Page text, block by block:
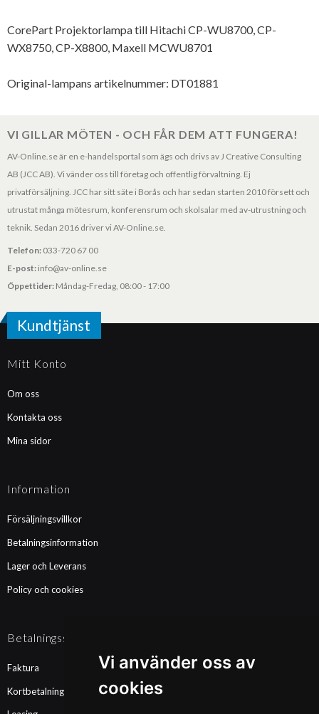
Vi använder oss av
cookies
CorePart Projektorlampa till Hitachi CP-WU8700, CP-
WX8750, CP-X8800, Maxell MCWU8701
Original-lampans artikelnummer: DT01881
VI GILLAR MÖTEN - OCH FÅR DEM ATT FUNGERA!
AV-Online.se är en e-handelsportal som ägs och drivs av J Creative Consulting
AB (JCC AB). Vi vänder oss till företag och offentlig förvaltning. Ej
privatförsäljning. JCC har sitt säte i Borås och har sedan starten 2010 försett och
utrustat många mötesrum, konferensrum och skolsalar med av-utrustning och
teknik. Sedan 2016 driver vi AV-Online.se.
Telefon: 033-720 67 00
E-post: info@av-online.se
Öppettider: Måndag-Fredag, 08:00 - 17:00
Kundtjänst
Mitt Konto
Om oss
Kontakta oss
Mina sidor
Information
Försäljningsvillkor
Betalningsinformation
Lager och Leverans
Policy och cookies
Betalningssätt
Faktura
Kortbetalning